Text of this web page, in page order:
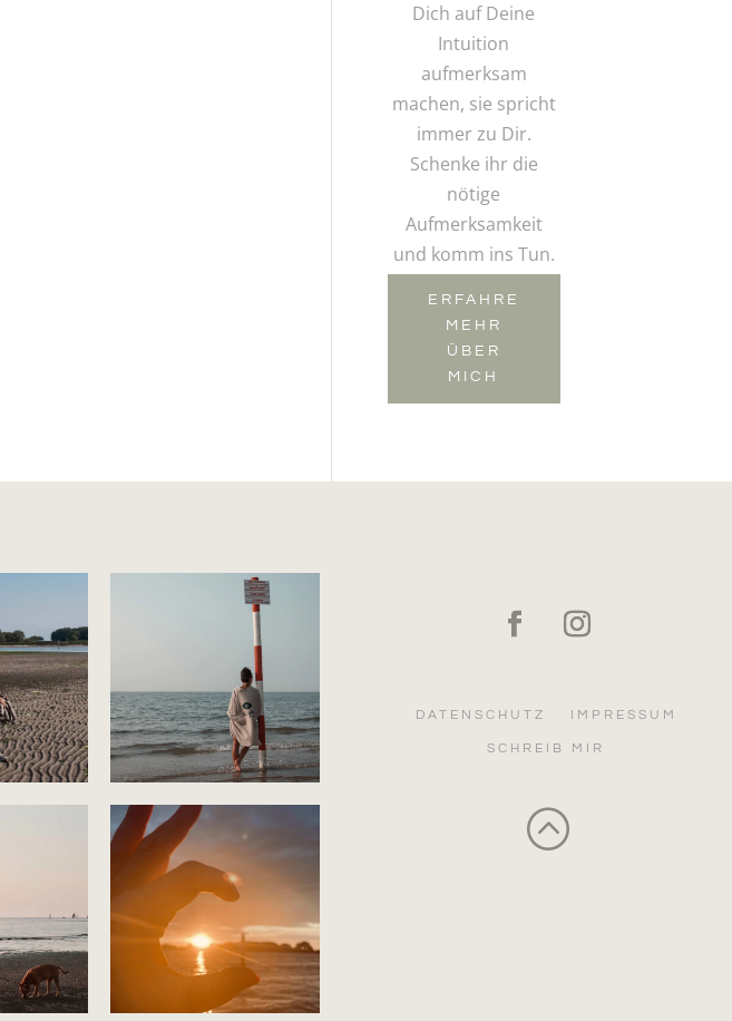
Dich auf Deine
Intuition
aufmerksam
machen, sie spricht
immer zu Dir.
Schenke ihr die
nötige
Aufmerksamkeit
und komm ins Tun.
ERFAHRE
MEHR
ÜBER
MICH
DATENSCHUTZ IMPRESSUM
SCHREIB MIR
: